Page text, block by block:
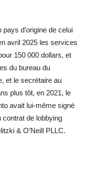
d’origine de celui
avril 2025 les services
150 000 dollars, et
du bureau du
et le secrétaire au
plus tôt, en 2021, le
avait lui-même signé
contrat de lobbying
& O’Neill PLLC.